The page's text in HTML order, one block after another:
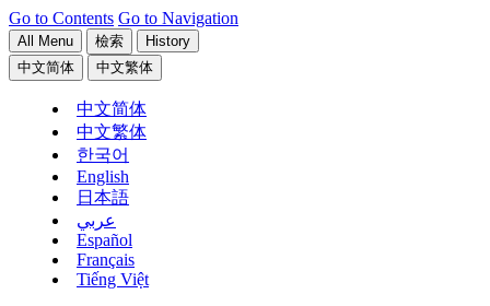
Go to Contents Go to Navigation
All Menu 檢索
History
中文简体
中文繁体
中文简体
中文繁体
한국어
English
日本語
عربي
Español
Français
Tiếng Việt